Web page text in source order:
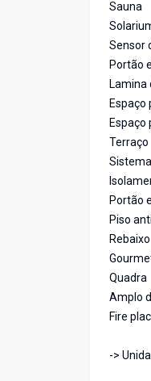
Sauna
Sensor
Portão
Lamina
Espaço
Espaço
Terraço
Portão
Piso
Quadra
Amplo
Fire
->